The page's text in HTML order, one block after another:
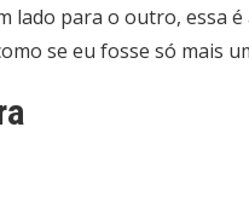
lado para o outro, essa
se eu fosse só mais